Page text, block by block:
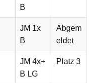
B
JM 1x
B
Abgem
eldet
JM 4x+
B LG
Platz 3